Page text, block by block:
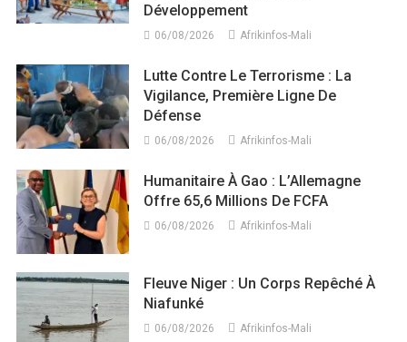
Développement
06/08/2026 Afrikinfos-Mali
Lutte Contre Le Terrorisme : La
Vigilance, Première Ligne De
Défense
06/08/2026 Afrikinfos-Mali
Humanitaire À Gao : L’Allemagne
Offre 65,6 Millions De FCFA
06/08/2026 Afrikinfos-Mali
Fleuve Niger : Un Corps Repêché À
Niafunké
06/08/2026 Afrikinfos-Mali